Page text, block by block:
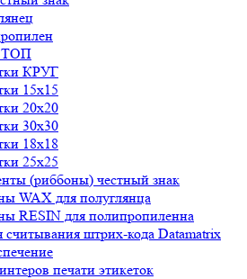
ТОП
КРУГ
15х15
20х20
30х30
18х18
25х25
(риббоны) честный знак
WAX для полуглянца
RESIN для полипропиленна
считывания штрих-кода Datamatrix
печати этикеток